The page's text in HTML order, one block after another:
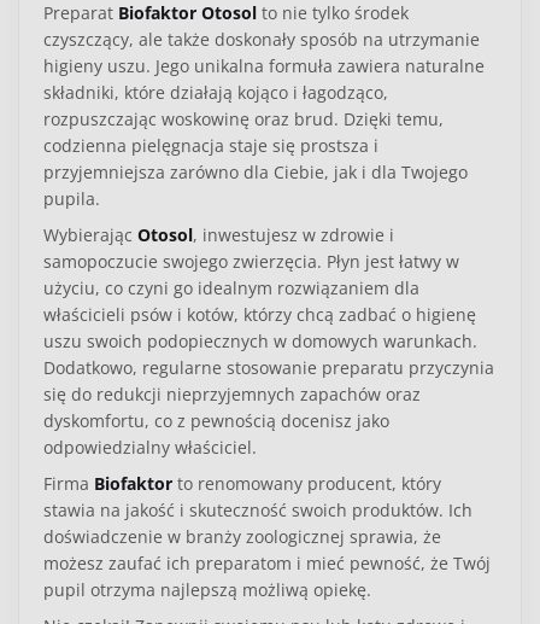
Preparat Biofaktor Otosol to nie tylko środek
czyszczący, ale także doskonały sposób na utrzymanie
higieny uszu. Jego unikalna formuła zawiera naturalne
składniki, które działają kojąco i łagodząco,
rozpuszczając woskowinę oraz brud. Dzięki temu,
codzienna pielęgnacja staje się prostsza i
przyjemniejsza zarówno dla Ciebie, jak i dla Twojego
pupila.
Wybierając Otosol, inwestujesz w zdrowie i
samopoczucie swojego zwierzęcia. Płyn jest łatwy w
użyciu, co czyni go idealnym rozwiązaniem dla
właścicieli psów i kotów, którzy chcą zadbać o higienę
uszu swoich podopiecznych w domowych warunkach.
Dodatkowo, regularne stosowanie preparatu przyczynia
się do redukcji nieprzyjemnych zapachów oraz
dyskomfortu, co z pewnością docenisz jako
odpowiedzialny właściciel.
Firma Biofaktor to renomowany producent, który
stawia na jakość i skuteczność swoich produktów. Ich
doświadczenie w branży zoologicznej sprawia, że
możesz zaufać ich preparatom i mieć pewność, że Twój
pupil otrzyma najlepszą możliwą opiekę.